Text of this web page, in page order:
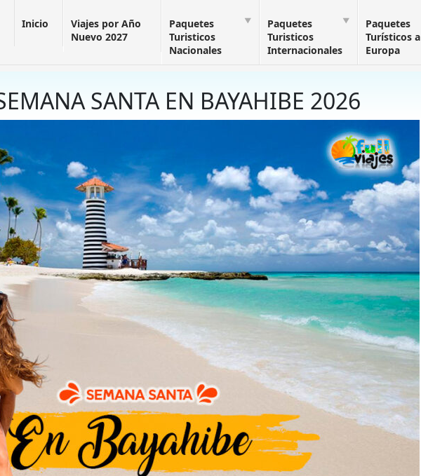
Inicio
Viajes por Año
Nuevo 2027
Paquetes
Turisticos
Nacionales
Paquetes
Turisticos
Internacionales
Paquetes
Turísticos a
Europa
SANTA EN BAYAHIBE 2026